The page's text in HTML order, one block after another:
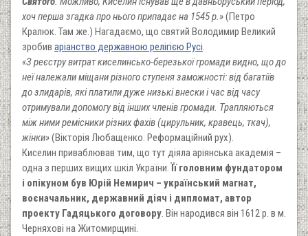
хоч перша згадка про нього припадає на 1545 р.»(Петро
Кралюк. Там же.) Нагадаємо, що святий Володимир Великий
зробив аріанство державною релігією Русі.
«З реєстру витрат киселинсько-березької громади видно, що до
неї належали міщани різного ступеня заможності: від багатіїв
до злидарів, які платили дуже низькі внески і час від часу
отримували допомогу від інших членів громади. Трапляються
між ними ремісники різних фахів (цирульник, кравець, ткач),
жінки»(Вікторія Любащенко. Реформаційний рух).
Киселин приваблював тим, що тут діяла аріянська академія –
одна з перших вищих шкіл України.Її головним фундатором
і опікуном був Юрій Немирич – український магнат,
воєначальник, державний діяч і дипломат, автор
проекту Гадяцького договору. Він народився він 1612 р. в м.
Черняхові на Житомирщині.